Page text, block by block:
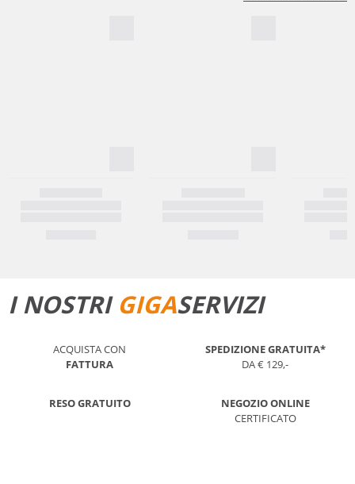
I NOSTRI GIGASERVIZI
ACQUISTA CON
FATTURA
SPEDIZIONE GRATUITA*
DA € 129,-
RESO GRATUITO
NEGOZIO ONLINE
CERTIFICATO